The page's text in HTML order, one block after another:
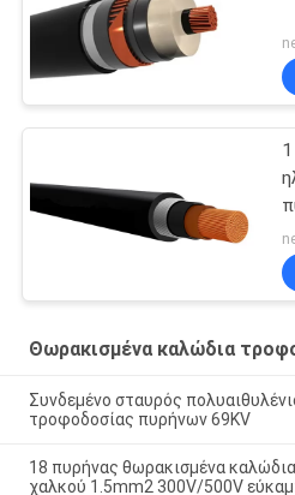
Θωρακισμένα καλώδια
Συνδεμένο σταυρός
τροφοδοσίας πυρήνων 69KV
18 πυρήνας θωρακισμένα
χαλκού 1.5mm2 300V/500V